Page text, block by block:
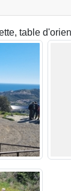
table